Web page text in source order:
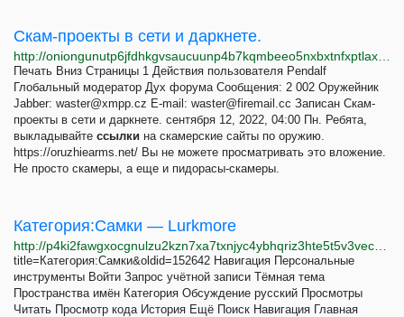
Скам-проекты в сети и даркнете.
Печать Вниз Страницы 1 Действия пользователя Pendalf
Глобальный модератор Дух форума Сообщения: 2 002 Оружейник
Jabber: waster@xmpp.cz E-mail: waster@firemail.cc Записан Скам-
проекты в сети и даркнете. сентября 12, 2022, 04:00 Пн. Ребята,
выкладывайте ссылки на скамерские сайты по оружию.
https://oruzhiearms.net/ Вы не можете просматривать это вложение.
Не просто скамеры, а еще и пидорасы-скамеры.
Категория:Самки — Lurkmore
title=Категория:Самки&oldid=152642 Навигация Персональные
инструменты Войти Запрос учётной записи Тёмная тема
Пространства имён Категория Обсуждение русский Просмотры
Читать Просмотр кода История Ещё Поиск Навигация Главная